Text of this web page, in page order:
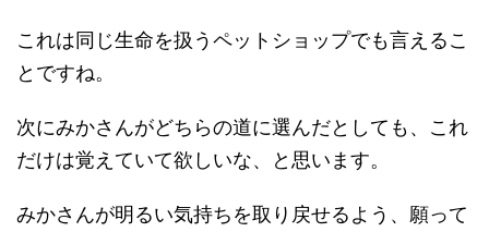
これは同じ生命を扱うペットショップでも言えるこ
とですね。
次にみかさんがどちらの道に選んだとしても、これ
だけは覚えていて欲しいな、と思います。
みかさんが明るい気持ちを取り戻せるよう、願って